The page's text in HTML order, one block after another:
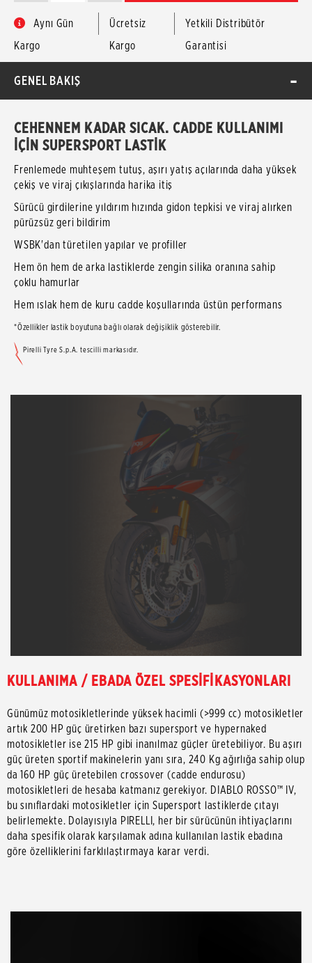
Aynı Gün
Kargo
Ücretsiz
Kargo
Yetkili Distribütör
Garantisi
GENEL BAKIŞ
CEHENNEM KADAR SICAK. CADDE KULLANIMI
İÇİN SUPERSPORT LASTİK
Frenlemede muhteşem tutuş, aşırı yatış açılarında daha yüksek
çekiş ve viraj çıkışlarında harika itiş
Sürücü girdilerine yıldırım hızında gidon tepkisi ve viraj alırken
pürüzsüz geri bildirim
WSBK'dan türetilen yapılar ve profiller
Hem ön hem de arka lastiklerde zengin silika oranına sahip
çoklu hamurlar
Hem ıslak hem de kuru cadde koşullarında üstün performans
*Özellikler lastik boyutuna bağlı olarak değişiklik gösterebilir.
Pirelli Tyre S.p.A. tescilli markasıdır.
KULLANIMA / EBADA ÖZEL SPESİFİKASYONLARI
Günümüz motosikletlerinde yüksek hacimli (>999 cc) motosikletler
artık 200 HP güç üretirken bazı supersport ve hypernaked
motosikletler ise 215 HP gibi inanılmaz güçler üretebiliyor. Bu aşırı
güç üreten sportif makinelerin yanı sıra, 240 Kg ağırlığa sahip olup
da 160 HP güç üretebilen crossover (cadde endurosu)
motosikletleri de hesaba katmanız gerekiyor. DIABLO ROSSO™ IV,
bu sınıflardaki motosikletler için Supersport lastiklerde çıtayı
belirlemekte. Dolayısıyla PIRELLI, her bir sürücünün ihtiyaçlarını
daha spesifik olarak karşılamak adına kullanılan lastik ebadına
göre özelliklerini farklılaştırmaya karar verdi.